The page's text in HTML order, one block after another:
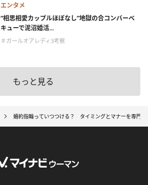
エンタメ
“相思相愛カップルほぼなし”地獄の合コンバーベ
キューで泥沼婚活...
＃ガールオアレディ3考察
もっと見る
婚約指輪っていつつける？ タイミングとマナーを専門家